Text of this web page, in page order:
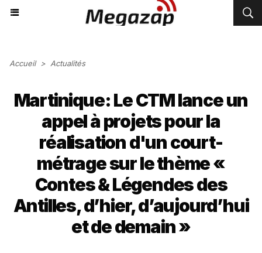
Accueil > Actualités
Martinique: Le CTM lance un
appel à projets pour la
réalisation d'un court-
métrage sur le thème «
Contes & Légendes des
Antilles, d’hier, d’aujourd’hui
et de demain »